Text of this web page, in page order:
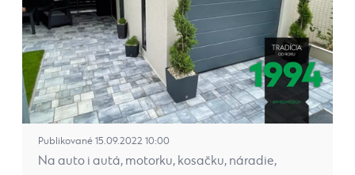
Publikované 15.09.2022 10:00
Na auto i autá, motorku, kosačku, náradie,